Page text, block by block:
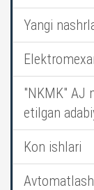
Yangi
"NKMK" AJ
etilgan
Kon ishlari